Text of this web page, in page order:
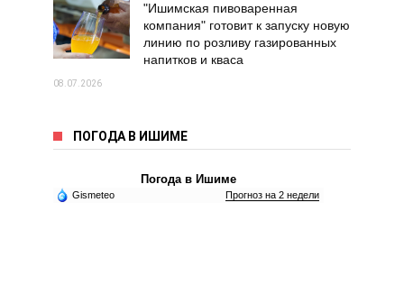
"Ишимская пивоваренная
компания" готовит к запуску новую
линию по розливу газированных
напитков и кваса
08.07.2026
ПОГОДА В ИШИМЕ
Погода в Ишиме
Gismeteo Прогноз на 2 недели